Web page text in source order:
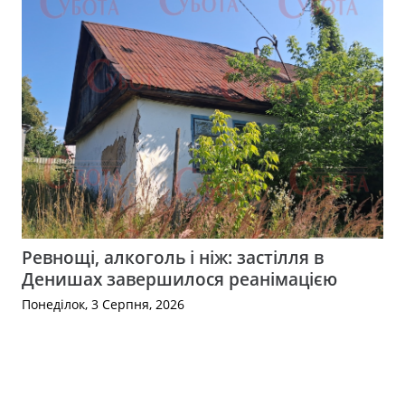
Ревнощі, алкоголь і ніж: застілля в
Денишах завершилося реанімацією
Понеділок, 3 Серпня, 2026